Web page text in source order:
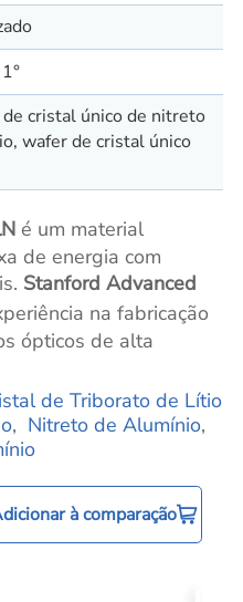
cristal único de nitreto
wafer de cristal único
é um material
de energia com
Stanford Advanced
na fabricação
ópticos de alta
de Triborato de Lítio
, Nitreto de Alumínio,
à comparação